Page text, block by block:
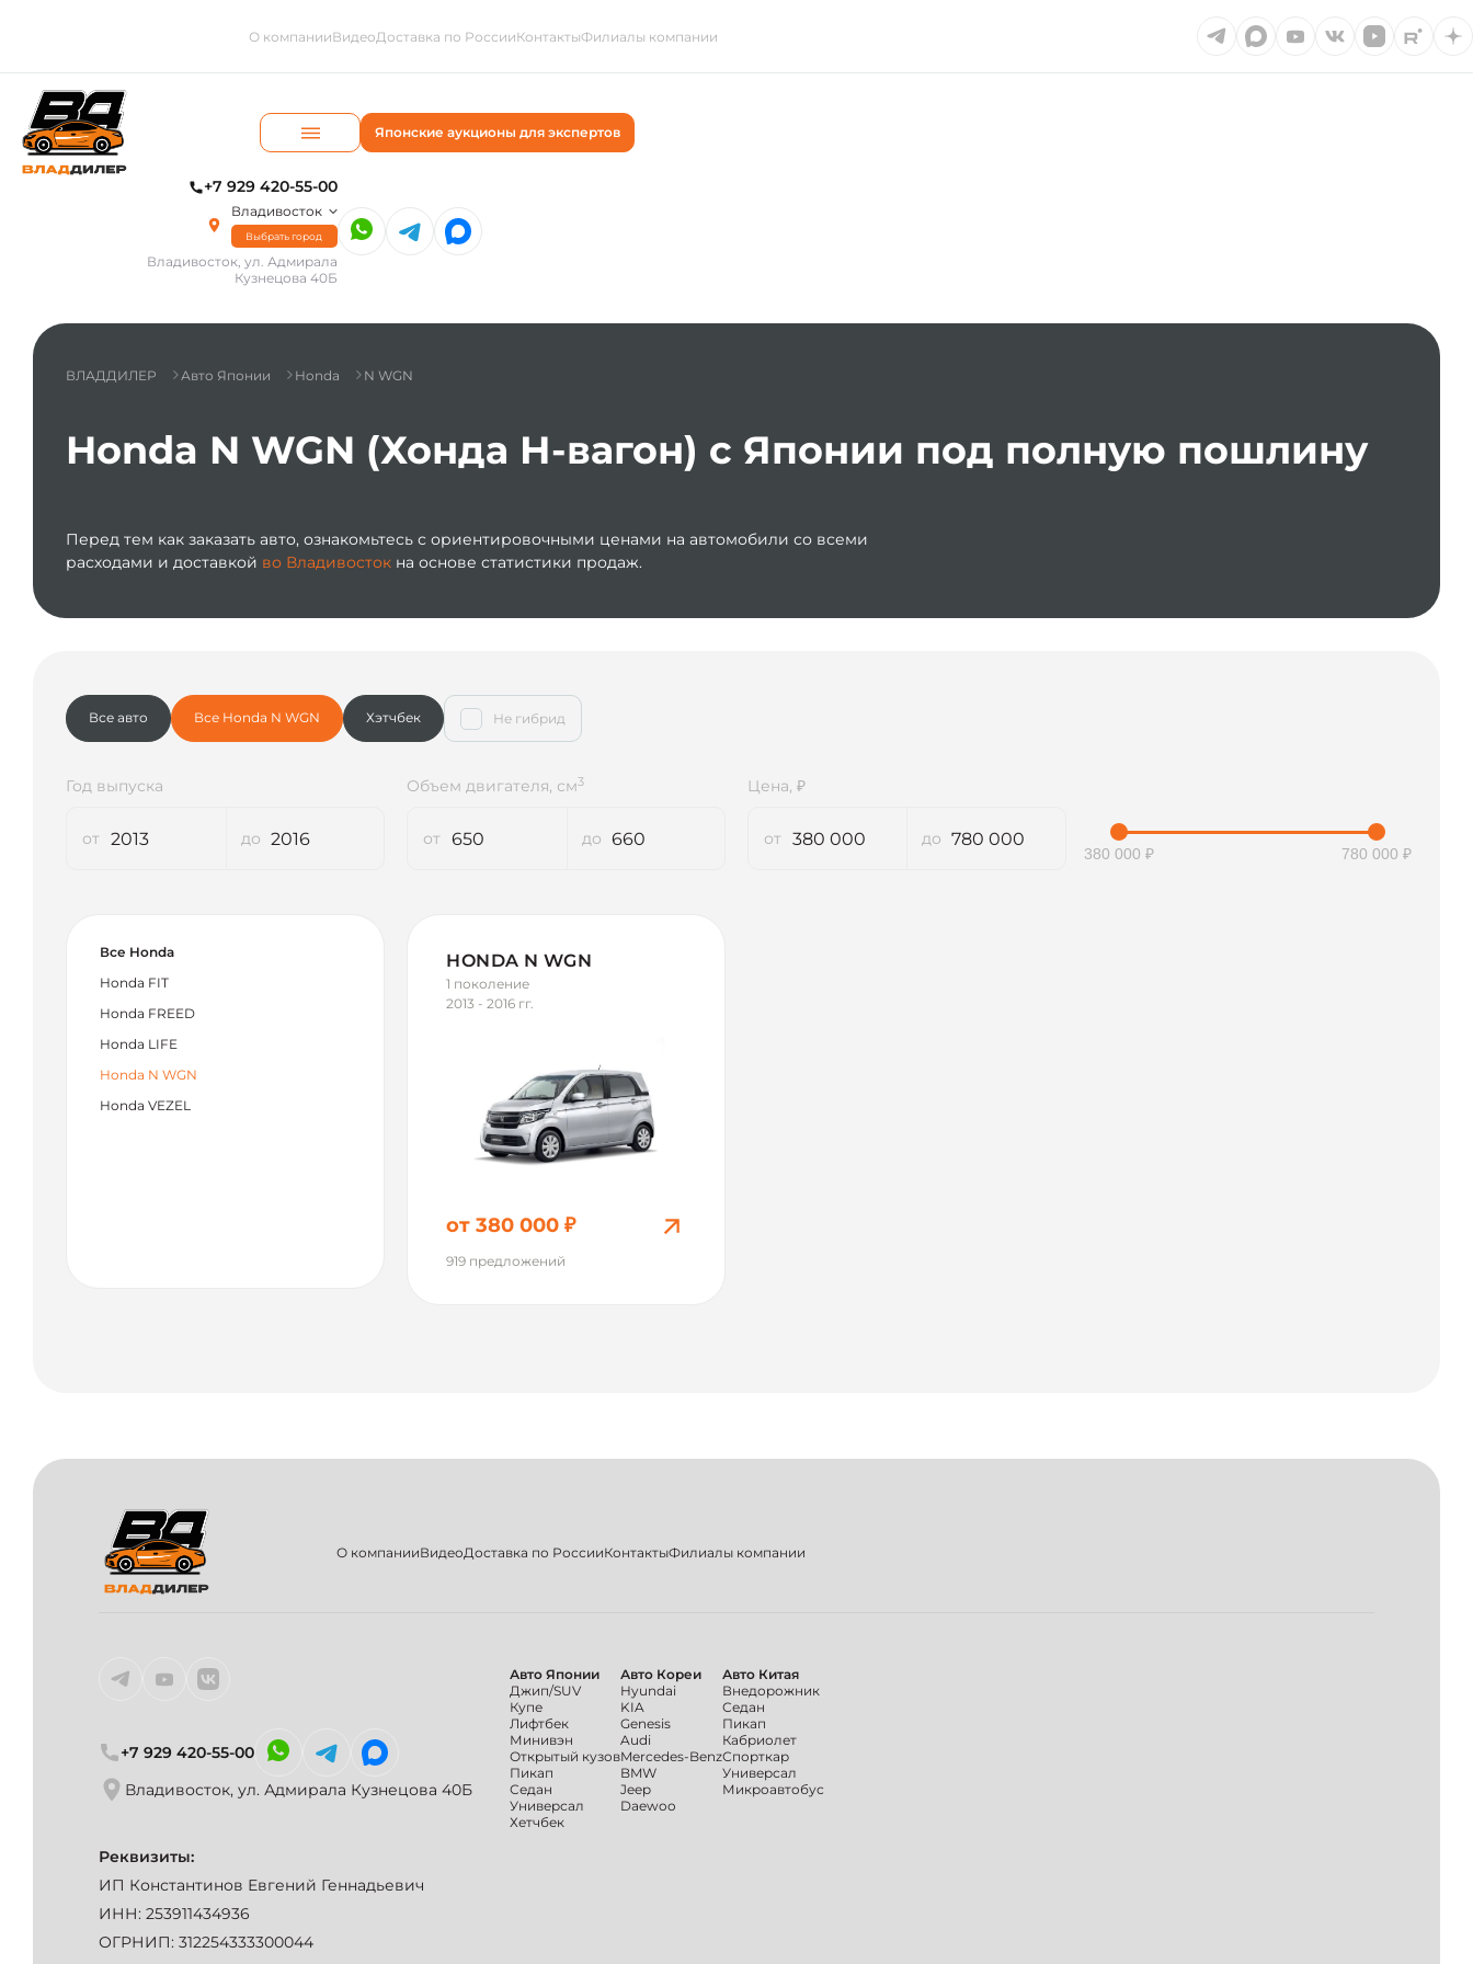
О компанииВидеоДоставка по РоссииКонтактыФилиалы компании
Японские аукционы для экспертов
+7 929 420-55-00
Владивосток
Выбрать город
Владивосток, ул. Адмирала
Кузнецова 40Б
ВЛАДДИЛЕР Авто Японии Honda N WGN
Honda N WGN (Хонда Н-вагон) с Японии под полную пошлину
Перед тем как заказать авто, ознакомьтесь с ориентировочными ценами на автомобили со всеми
расходами и доставкой во Владивосток на основе статистики продаж.
Все авто Все Honda N WGN Хэтчбек Не гибрид
Год выпуска Объем двигателя, см3 Цена, ₽
380 000 ₽ 780 000 ₽
Все Honda
Honda FIT
Honda FREED
Honda LIFE
Honda N WGN
Honda VEZEL
HONDA N WGN
1 поколение
2013 - 2016 гг.
от 380 000 ₽
919 предложений
О компанииВидеоДоставка по РоссииКонтактыФилиалы компании
+7 929 420-55-00
Владивосток, ул. Адмирала Кузнецова 40Б
Реквизиты:
ИП Константинов Евгений Геннадьевич
ИНН: 253911434936
ОГРНИП: 312254333300044
Авто Японии
Джип/SUV
Купе
Лифтбек
Минивэн
Открытый кузов
Пикап
Седан
Универсал
Хетчбек
Авто Кореи
Hyundai
KIA
Genesis
Audi
Mercedes-Benz
BMW
Jeep
Daewoo
Авто Китая
Внедорожник
Седан
Пикап
Кабриолет
Спорткар
Универсал
Микроавтобус